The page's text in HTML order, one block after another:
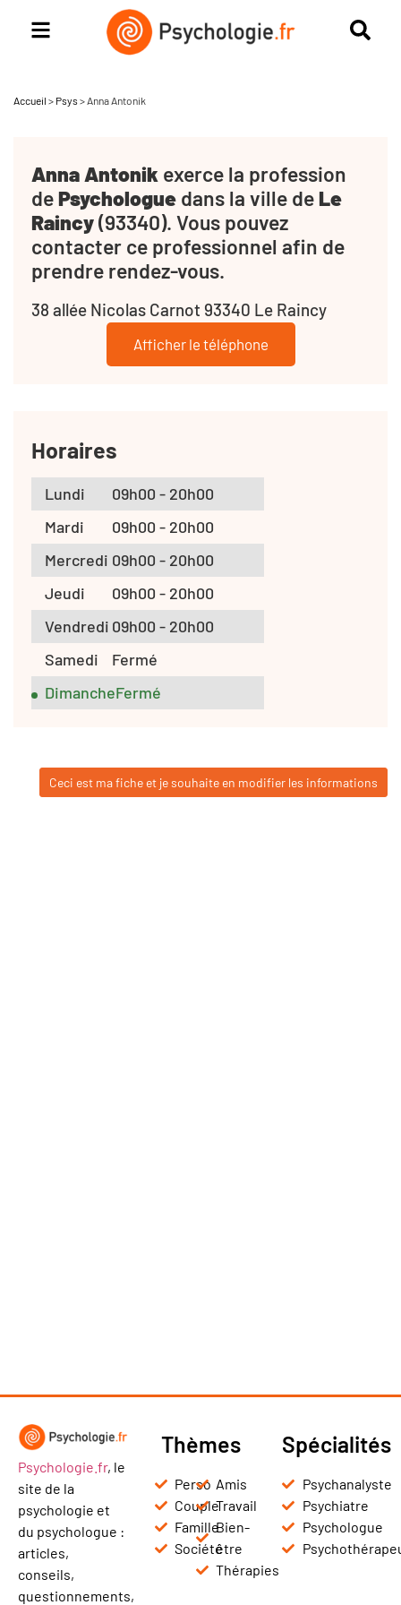
Accueil > Psys > Anna Antonik
Anna Antonik exerce la profession
dePsychologue dans la ville de Le
Raincy(93340). Vous pouvez
contacter ce professionnel afin de
prendre rendez-vous.
38 allée Nicolas Carnot 93340 Le Raincy
Afficher le téléphone
Horaires
Lundi
09h00 - 20h00
Mardi
09h00 - 20h00
Mercredi 09h00 - 20h00
Jeudi
09h00 - 20h00
Vendredi 09h00 - 20h00
Samedi
Fermé
DimancheFermé
Ceci est ma fiche et je souhaite en modifier les informations
Psychologie.fr, le
site de la
psychologie et
du psychologue :
articles,
conseils,
questionnements,
Thèmes
Perso
Couple
Famille
Société
Amis
Travail
Bien-
être
Thérapies
Spécialités
Psychanalyste
Psychiatre
Psychologue